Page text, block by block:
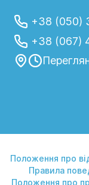
+38 (050)
+38 (067)
Положення про
Правила
Положення про